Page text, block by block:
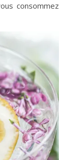
consommez